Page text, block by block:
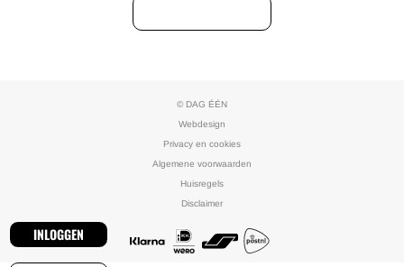
© DAG ÉÉN
Webdesign
Privacy en cookies
Algemene voorwaarden
Huisregels
Disclaimer
INLOGGEN